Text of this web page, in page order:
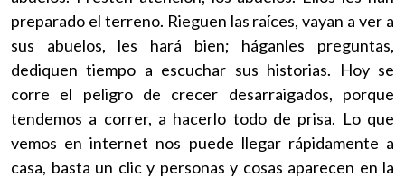
preparado el terreno. Rieguen las raíces, vayan a ver a
sus abuelos, les hará bien; háganles preguntas,
dediquen tiempo a escuchar sus historias. Hoy se
corre el peligro de crecer desarraigados, porque
tendemos a correr, a hacerlo todo de prisa. Lo que
vemos en internet nos puede llegar rápidamente a
casa, basta un clic y personas y cosas aparecen en la